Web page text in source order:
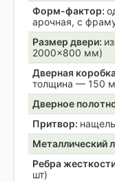
Форм-фактор:
арочная, с
Размер двери:
2000×800 мм)
Дверная
толщина — 150
Дверное
Притвор:
Металлический
Ребра
шт)